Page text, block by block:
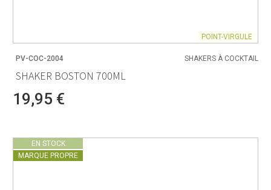
POINT-VIRGULE
PV-COC-2004 SHAKERS À COCKTAIL
SHAKER BOSTON 700ML
19,95 €
EN STOCK
MARQUE PROPRE